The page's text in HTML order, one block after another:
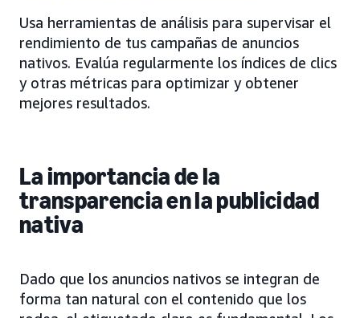
Usa herramientas de análisis para supervisar el
rendimiento de tus campañas de anuncios
nativos. Evalúa regularmente los índices de clics
y otras métricas para optimizar y obtener
mejores resultados.
La importancia de la
transparencia en la publicidad
nativa
Dado que los anuncios nativos se integran de
forma tan natural con el contenido que los